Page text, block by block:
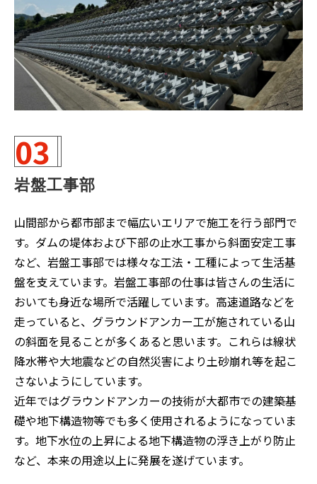
03
岩盤工事部
山間部から都市部まで幅広いエリアで施工を行う部門で
す。ダムの堤体および下部の止水工事から斜面安定工事
など、岩盤工事部では様々な工法・工種によって生活基
盤を支えています。岩盤工事部の仕事は皆さんの生活に
おいても身近な場所で活躍しています。高速道路などを
走っていると、グラウンドアンカー工が施されている山
の斜面を見ることが多くあると思います。これらは線状
降水帯や大地震などの自然災害により土砂崩れ等を起こ
さないようにしています。
近年ではグラウンドアンカーの技術が大都市での建築基
礎や地下構造物等でも多く使用されるようになっていま
す。地下水位の上昇による地下構造物の浮き上がり防止
など、本来の用途以上に発展を遂げています。